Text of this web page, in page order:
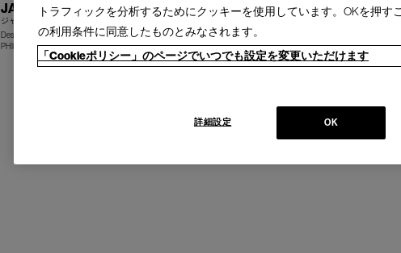
JANICE
ジャニス テーブル
Design : PHILIPPE HUREL
PHILIPPE HUREL
+
RALPH
ラルフ テーブル
PHILIPPE HUREL
トラフィックを分析するためにクッキーを使用しています。OKを押す
の利用条件に同意したものとみなされます。
「Cookieポリシー」のページでいつでも設定を変更いただけます
OK
詳細設定